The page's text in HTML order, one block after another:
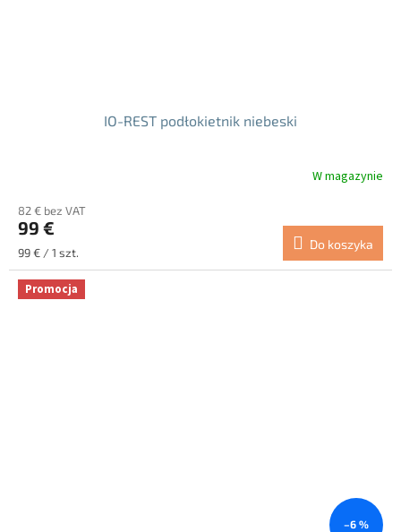
IO-REST podłokietnik niebeski
W magazynie
82 € bez VAT
99 €
Cena
jednostkowa:
99 € / 1 szt.
Do koszyka
Promocja
–6 %